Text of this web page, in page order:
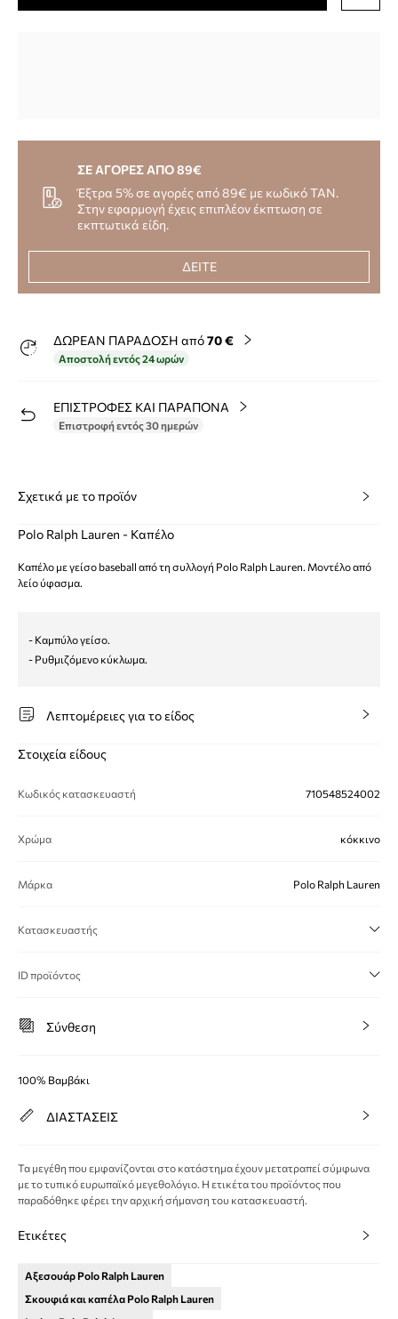
ΣΕ ΑΓΟΡΕΣ ΑΠΟ 89€
Έξτρα 5% σε αγορές από 89€ με κωδικό TAN.
Στην εφαρμογή έχεις επιπλέον έκπτωση σε
εκπτωτικά είδη.
ΔΕΙΤΕ
ΔΩΡΕΑΝ ΠΑΡΑΔΟΣΗ από70 €
Αποστολή εντός 24 ωρών
ΕΠΙΣΤΡΟΦΕΣ ΚΑΙ ΠΑΡΑΠΟΝΑ
Επιστροφή εντός 30 ημερών
Σχετικά με το προϊόν
Polo Ralph Lauren - Καπέλο
Καπέλο με γείσο baseball από τη συλλογή Polo Ralph Lauren. Μοντέλο από
λείο ύφασμα.
- Καμπύλο γείσο.
- Ρυθμιζόμενο κύκλωμα.
Λεπτομέρειες για το είδος
Στοιχεία είδους
Κωδικός κατασκευαστή 710548524002
Χρώμα κόκκινο
Μάρκα Polo Ralph Lauren
Κατασκευαστής
ID προϊόντος
Σύνθεση
100% Βαμβάκι
ΔΙΑΣΤΑΣΕΙΣ
Τα μεγέθη που εμφανίζονται στο κατάστημα έχουν μετατραπεί σύμφωνα
με το τυπικό ευρωπαϊκό μεγεθολόγιο. Η ετικέτα του προϊόντος που
παραδόθηκε φέρει την αρχική σήμανση του κατασκευαστή.
Ετικέτες
Αξεσουάρ Polo Ralph Lauren
Σκουφιά και καπέλα Polo Ralph Lauren